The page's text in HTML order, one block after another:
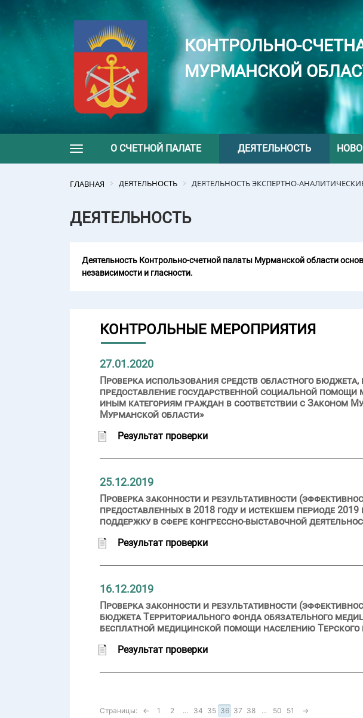
КОНТРОЛЬНО-
МУРМАНСКОЙ
Toggle navigation
О СЧЕТНОЙ ПАЛАТЕ ДЕЯТЕЛЬНОСТЬ
ГЛАВНАЯ ДЕЯТЕЛЬНОСТЬ ДЕЯТЕЛЬНОСТЬ ЭКСПЕРТНО-
ДЕЯТЕЛЬНОСТЬ
Деятельность Контрольно-счетной палаты Мурманской области
независимости и гласности.
КОНТРОЛЬНЫЕ МЕРОПРИЯТИЯ
27.01.2020
Проверка использования средств областного
предоставление государственной социальной
иным категориям граждан в соответствии с Законом
Мурманской области»
Результат проверки
25.12.2019
Проверка законности и результативности
предоставленных в 2018 году и истекшем периоде
поддержку в сфере конгрессно-выставочной
Результат проверки
16.12.2019
Проверка законности и результативности
бюджета Территориального фонда обязательного
бесплатной медицинской помощи населению Терского
Результат проверки
Страницы: ← 1 2 ... 34 35 36 37 38 ... 50 51 →